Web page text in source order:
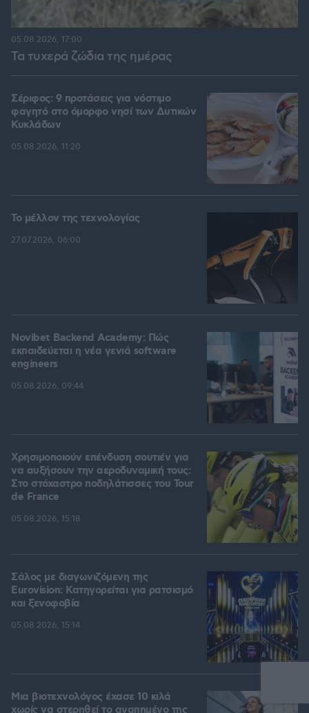
Τα τυχερά ζώδια της ημέρας
05.08.2026, 17:00
Σέριφος: 9 προτάσεις για νόστιμο
φαγητό στο όμορφο νησί των Δυτικών
Κυκλάδων
05.08.2026, 11:20
Το μέλλον της τεχνολογίας
27.07.2026, 06:00
Novibet Backend Academy: Πώς
εκπαιδεύεται η νέα γενιά software
engineers
05.08.2026, 09:44
Χρησιμοποιούν επένδυση σουτιέν για
να αυξήσουν την αεροδυναμική τους:
Στο στόχαστρο ποδηλάτισσες του Tour
de France
05.08.2026, 15:18
Σάλος με διαγωνιζόμενη της
Eurovision: Κατηγορείται για ρατσισμό
και ξενοφοβία
05.08.2026, 15:14
Μια βιοτεχνολόγος έχασε 10 κιλά